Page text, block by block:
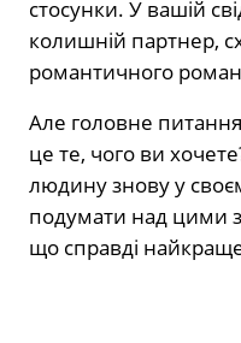
стосунки. У вашій
колишній партнер,
романтичного
Але головне
це те, чого ви
людину знову у
подумати над цими
що справді